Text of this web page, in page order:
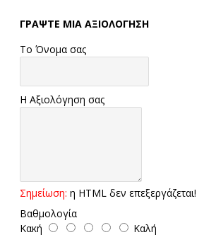
ΓΡΆΨΤΕ ΜΙΑ ΑΞΙΟΛΌΓΗΣΗ
Το Όνομα σας
Η Αξιολόγηση σας
Σημείωση: η HTML δεν επεξεργάζεται!
Βαθμολογία
Κακή
Καλή